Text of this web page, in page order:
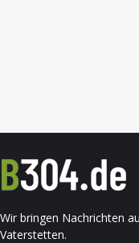
Wir bringen Nachrichten
Vaterstetten.